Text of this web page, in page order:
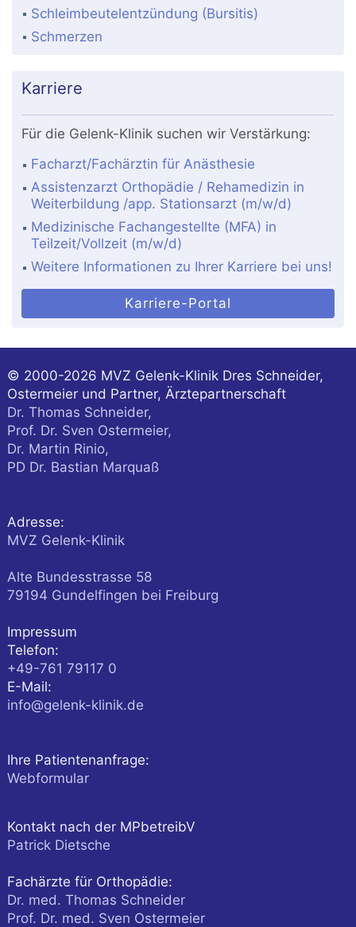
Schleimbeutelentzündung (Bursitis)
Schmerzen
Karriere
Für die Gelenk-Klinik suchen wir Verstärkung:
Facharzt/Fachärztin für Anästhesie
Assistenzarzt Orthopädie / Rehamedizin in
Weiterbildung /app. Stationsarzt (m/w/d)
Medizinische Fachangestellte (MFA) in
Teilzeit/Vollzeit (m/w/d)
Weitere Informationen zu Ihrer Karriere bei uns!
Karriere-Portal
© 2000-2026 MVZ Gelenk-Klinik Dres Schneider,
Ostermeier und Partner, Ärztepartnerschaft
Dr. Thomas Schneider,
Prof. Dr. Sven Ostermeier,
Dr. Martin Rinio,
PD Dr. Bastian Marquaß
Adresse:
MVZ Gelenk-Klinik
Alte Bundesstrasse 58
79194 Gundelfingen bei Freiburg
Impressum
Telefon:
+49-761 79117 0
E-Mail:
info@gelenk-klinik.de
Ihre Patientenanfrage:
Webformular
Kontakt nach der MPbetreibV
Patrick Dietsche
Fachärzte für Orthopädie:
Dr. med. Thomas Schneider
Prof. Dr. med. Sven Ostermeier